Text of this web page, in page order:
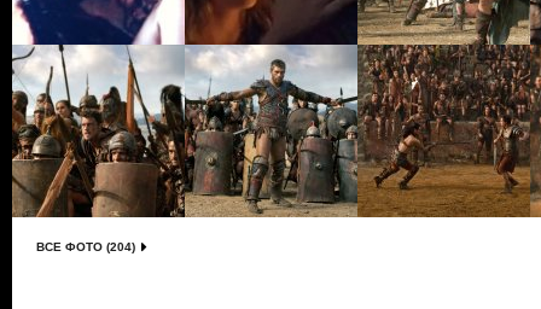
ВСЕ ФОТО (204)